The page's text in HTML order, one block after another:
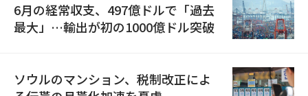
6月の経常収支、497億ドルで「過去
最大」…輸出が初の1000億ドル突破
ソウルのマンション、税制改正によ